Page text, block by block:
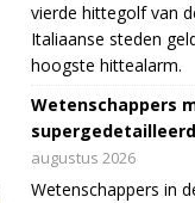
vierde hittegolf van
Italiaanse steden
hoogste hittealarm.
Wetenschappers
augustus 2026
Wetenschappers in